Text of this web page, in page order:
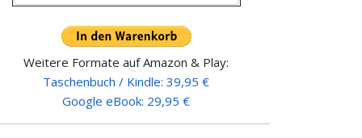
Weitere Formate auf Amazon & Play:
Taschenbuch / Kindle: 39,95 €
Google eBook: 29,95 €